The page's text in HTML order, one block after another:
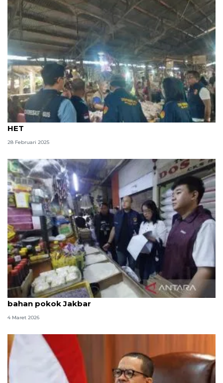
Sidak pasar NTT temukan MinyaKita dijual di atas
HET
28 Februari 2025
Jelang Idul Fitri, Satgas Saber cek harga dan stok
bahan pokok Jakbar
4 Maret 2026